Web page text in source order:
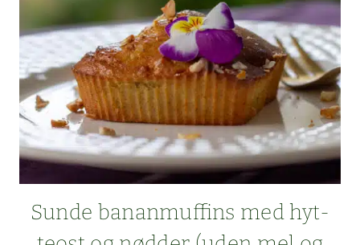
OG MEL
Sunde banan­muffins med hyt­